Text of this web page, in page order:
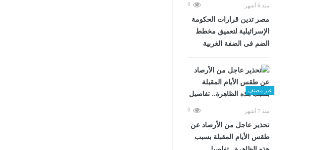
منذ 6 أشهر 0
مصر تدين قرارات الحكومة
الإسرائيلية لتعميق مخطط
الضم فى الضفة الغربية
غير مصنف
منذ 7 أشهر 0
تحذير عاجل من الأرصاد عن
طقس الأيام المقبلة بسبب